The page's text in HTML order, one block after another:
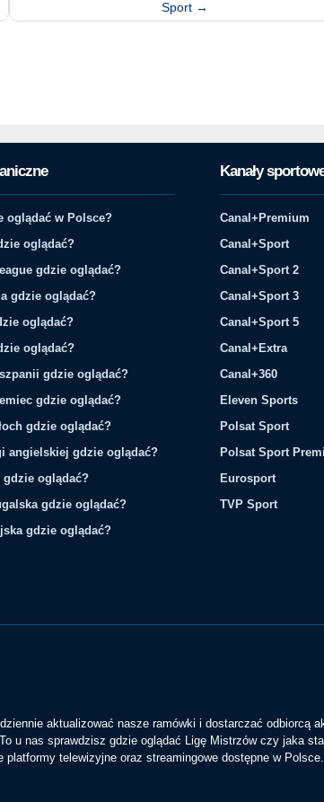
Sport →
oglądać w Polsce?
oglądać?
gdzie oglądać?
gdzie oglądać?
oglądać?
oglądać?
gdzie oglądać?
gdzie oglądać?
gdzie oglądać?
angielskiej gdzie oglądać?
gdzie oglądać?
gdzie oglądać?
gdzie oglądać?
Kanały
Canal+Premium
Canal+Sport
Canal+Sport 2
Canal+Sport 3
Canal+Sport 5
Canal+Extra
Canal+360
Eleven Sports
Polsat Sport
Polsat Sport
Eurosport
TVP Sport
aktualizować nasze ramówki i dostarczać odbiorcą
u nas sprawdzisz gdzie oglądać Ligę Mistrzów czy jaka
telewizyjne oraz streamingowe dostępne w